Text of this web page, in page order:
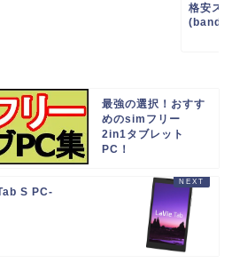
格安ス
(band)
最強の選択！おすす
めのsimフリー
2in1タブレット
PC！
S PC-